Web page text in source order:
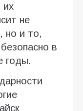
их
не
но и то,
в
годы.